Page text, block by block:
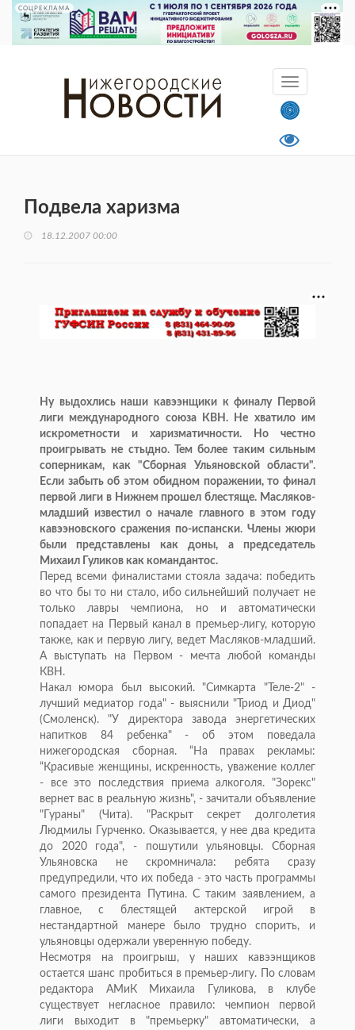
СОЦРЕКЛАМА
Подвела харизма
18.12.2007 00:00
Ну выдохлись наши кавээнщики к финалу Первой
лиги международного союза КВН. Не хватило им
искрометности и харизматичности. Но честно
проигрывать не стыдно. Тем более таким сильным
соперникам, как "Сборная Ульяновской области".
Если забыть об этом обидном поражении, то финал
первой лиги в Нижнем прошел блестяще. Масляков-
младший известил о начале главного в этом году
кавээновского сражения по-испански. Члены жюри
были представлены как доны, а председатель
Михаил Гуликов как командантос.
Перед всеми финалистами стояла задача: победить
во что бы то ни стало, ибо сильнейший получает не
только лавры чемпиона, но и автоматически
попадает на Первый канал в премьер-лигу, которую
также, как и первую лигу, ведет Масляков-младший.
А выступать на Первом - мечта любой команды
КВН.
Накал юмора был высокий. "Симкарта "Теле-2" -
лучший медиатор года" - выяснили "Триод и Диод"
(Смоленск). "У директора завода энергетических
напитков 84 ребенка" - об этом поведала
нижегородская сборная. “На правах рекламы:
“Красивые женщины, искренность, уважение коллег
- все это последствия приема алкоголя. "Зорекс"
вернет вас в реальную жизнь", - зачитали объявление
"Гураны" (Чита). "Раскрыт секрет долголетия
Людмилы Гурченко. Оказывается, у нее два кредита
до 2020 года", - пошутили ульяновцы. Сборная
Ульяновска не скромничала: ребята сразу
предупредили, что их победа - это часть программы
самого президента Путина. С таким заявлением, а
главное, с блестящей актерской игрой в
нестандартной манере было трудно спорить, и
ульяновцы одержали уверенную победу.
Несмотря на проигрыш, у наших кавээнщиков
остается шанс пробиться в премьер-лигу. По словам
редактора АМиК Михаила Гуликова, в клубе
существует негласное правило: чемпион первой
лиги выходит в "премьерку" автоматически, а